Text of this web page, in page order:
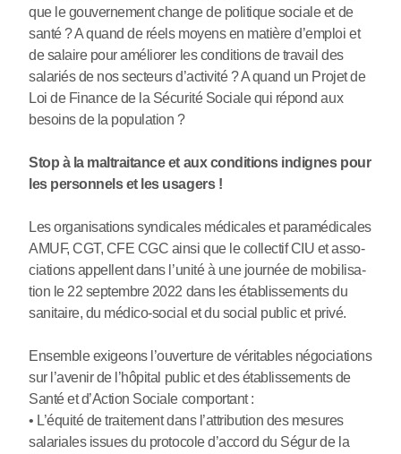
que le gou­ver­ne­ment change de poli­ti­que sociale et de
santé ? A quand de réels moyens en matière d’emploi et
de salaire pour amé­lio­rer les condi­tions de tra­vail des
sala­riés de nos sec­teurs d’acti­vité ? A quand un Projet de
Loi de Finance de la Sécurité Sociale qui répond aux
besoins de la popu­la­tion ?
Stop à la mal­trai­tance et aux condi­tions indi­gnes pour
les per­son­nels et les usa­gers !
Les orga­ni­sa­tions syn­di­ca­les médi­ca­les et para­mé­di­ca­les
AMUF, CGT, CFE CGC ainsi que le col­lec­tif CIU et asso­
cia­tions appel­lent dans l’unité à une jour­née de mobi­li­sa­
tion le 22 sep­tem­bre 2022 dans les établissements du
sani­taire, du médico-social et du social public et privé.
Ensemble exi­geons l’ouver­ture de véri­ta­bles négo­cia­tions
sur l’avenir de l’hôpi­tal public et des établissements de
Santé et d’Action Sociale com­por­tant :
• L’équité de trai­te­ment dans l’attri­bu­tion des mesu­res
sala­ria­les issues du pro­to­cole d’accord du Ségur de la